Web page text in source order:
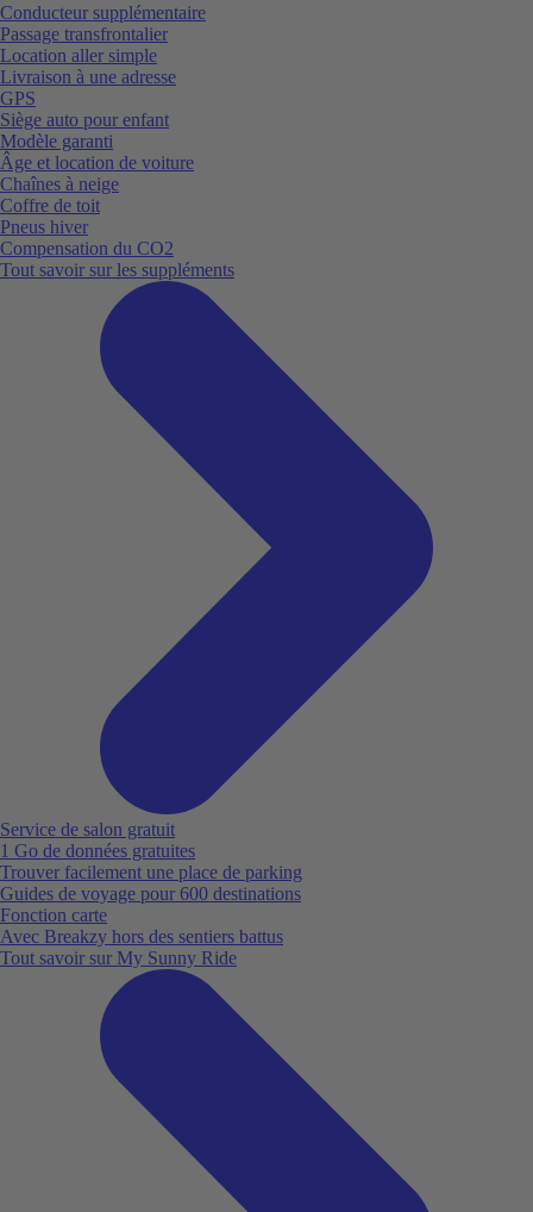
Conducteur supplémentaire
Passage transfrontalier
Location aller simple
Livraison à une adresse
GPS
Siège auto pour enfant
Modèle garanti
Âge et location de voiture
Chaînes à neige
Coffre de toit
Pneus hiver
Compensation du CO2
Tout savoir sur les suppléments
Service de salon gratuit
1 Go de données gratuites
Trouver facilement une place de parking
Guides de voyage pour 600 destinations
Fonction carte
Avec Breakzy hors des sentiers battus
Tout savoir sur My Sunny Ride